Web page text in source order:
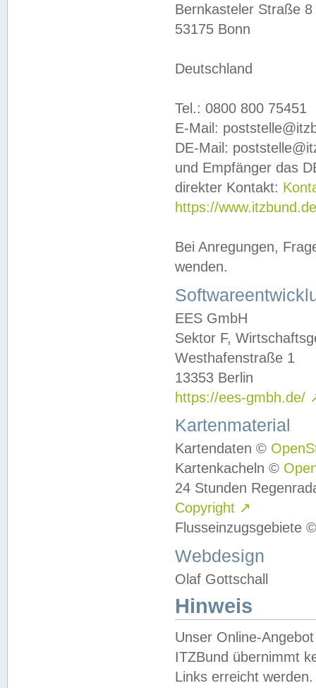
Bernkasteler Straße 8
53175 Bonn
Deutschland
Tel.: 0800 800 75451
E-Mail:
DE-Mail:
und Empfänger das
direkter Kontakt:
https://
Bei Anregungen,
wenden.
EES GmbH
Sektor F,
Westhafenstraße 1
13353 Berlin
https://ees-gmbh.de/
Kartenmaterial
Kartendaten ©
Kartenkacheln ©
24 Stunden
Copyright ↗
Flusseinzugsgebiete
Webdesign
Olaf Gottschall
Hinweis
Unser Online-
ITZBund übernimmt
Links erreicht